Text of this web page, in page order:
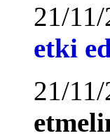
21/
etki
21/